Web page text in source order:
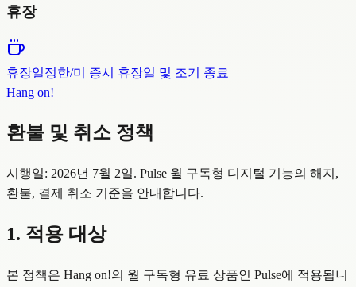
휴장
휴장일정한/미 증시 휴장일 및 조기 종료
Hang on!
환불 및 취소 정책
시행일: 2026년 7월 2일. Pulse 월 구독형 디지털 기능의 해지,
환불, 결제 취소 기준을 안내합니다.
1. 적용 대상
본 정책은 Hang on!의 월 구독형 유료 상품인 Pulse에 적용됩니